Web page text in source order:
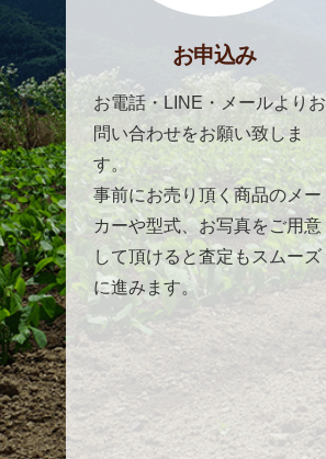
お申込み
お電話・LINE・メールよりお
問い合わせをお願い致しま
す。
事前にお売り頂く商品のメー
カーや型式、お写真をご用意
して頂けると査定もスムーズ
に進みます。